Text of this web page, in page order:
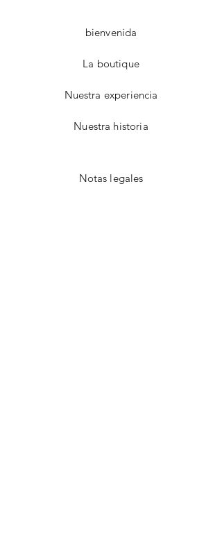
bienvenida
La boutique
Nuestra experiencia
Nuestra historia
Notas legales